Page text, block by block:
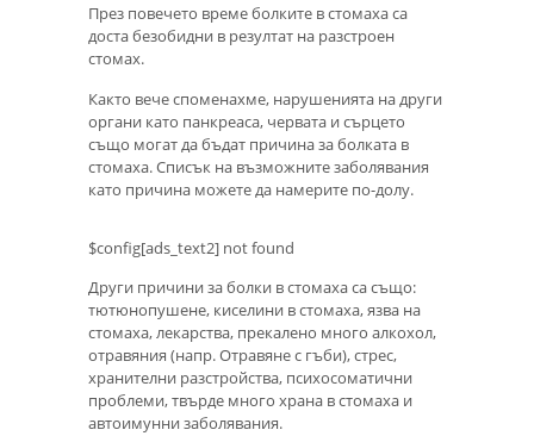
През повечето време болките в стомаха са
доста безобидни в резултат на разстроен
стомах.
Както вече споменахме, нарушенията на други
органи като панкреаса, червата и сърцето
също могат да бъдат причина за болката в
стомаха. Списък на възможните заболявания
като причина можете да намерите по-долу.
$config[ads_text2] not found
Други причини за болки в стомаха са също:
тютюнопушене, киселини в стомаха, язва на
стомаха, лекарства, прекалено много алкохол,
отравяния (напр. Отравяне с гъби), стрес,
хранителни разстройства, психосоматични
проблеми, твърде много храна в стомаха и
автоимунни заболявания.